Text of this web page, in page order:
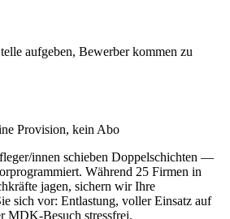
aufgeben, Bewerber kommen zu
Provision, kein Abo
innen schieben Doppelschichten —
Während 25 Firmen in
jagen, sichern wir Ihre
sich vor: Entlastung, voller Einsatz auf
MDK-Besuch stressfrei.